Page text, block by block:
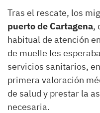
Tras el rescate, los
puerto de Cartagena,
habitual de atención
de muelle les
servicios sanitarios,
primera valoración
de salud y prestar la
necesaria.